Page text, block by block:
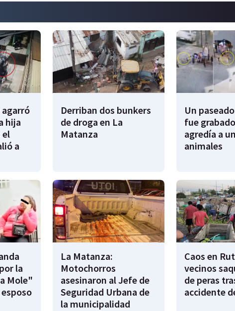
hija
el
a
Derriban dos bunkers
de droga en La
Matanza
Un
fue
agredía a
animales
la
Mole"
La Matanza:
Motochorros
asesinaron al Jefe de
Seguridad Urbana de
la municipalidad
Caos en
vecinos
de peras
accidente